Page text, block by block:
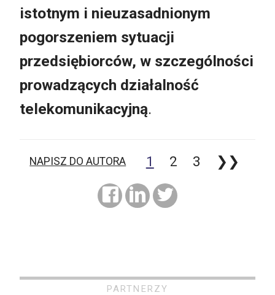
istotnym i nieuzasadnionym
pogorszeniem sytuacji
przedsiębiorców, w szczególności
prowadzących działalność
telekomunikacyjną.
NAPISZ DO AUTORA 1 2 3 ❯❯
PARTNERZY